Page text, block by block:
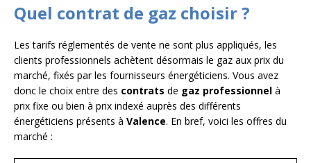
Quel contrat de gaz choisir ?
Les tarifs réglementés de vente ne sont plus appliqués, les
clients professionnels achètent désormais le gaz aux prix du
marché, fixés par les fournisseurs énergéticiens. Vous avez
donc le choix entre des contrats de gaz professionnel à
prix fixe ou bien à prix indexé auprès des différents
énergéticiens présents à Valence. En bref, voici les offres du
marché :